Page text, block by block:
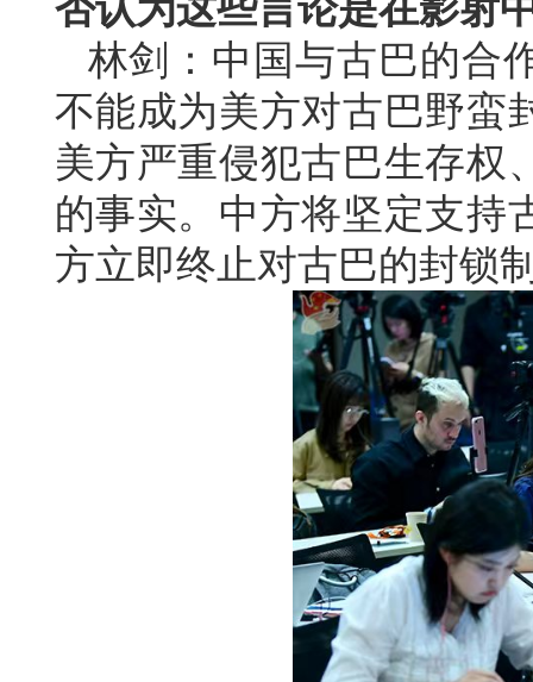
否认为这些言论是在影射
林剑：中国与古巴的合
不能成为美方对古巴野蛮
美方严重侵犯古巴生存权
的事实。中方将坚定支持
方立即终止对古巴的封锁